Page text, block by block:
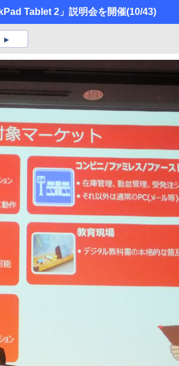
Tablet 2」説明会を開催(10/43)